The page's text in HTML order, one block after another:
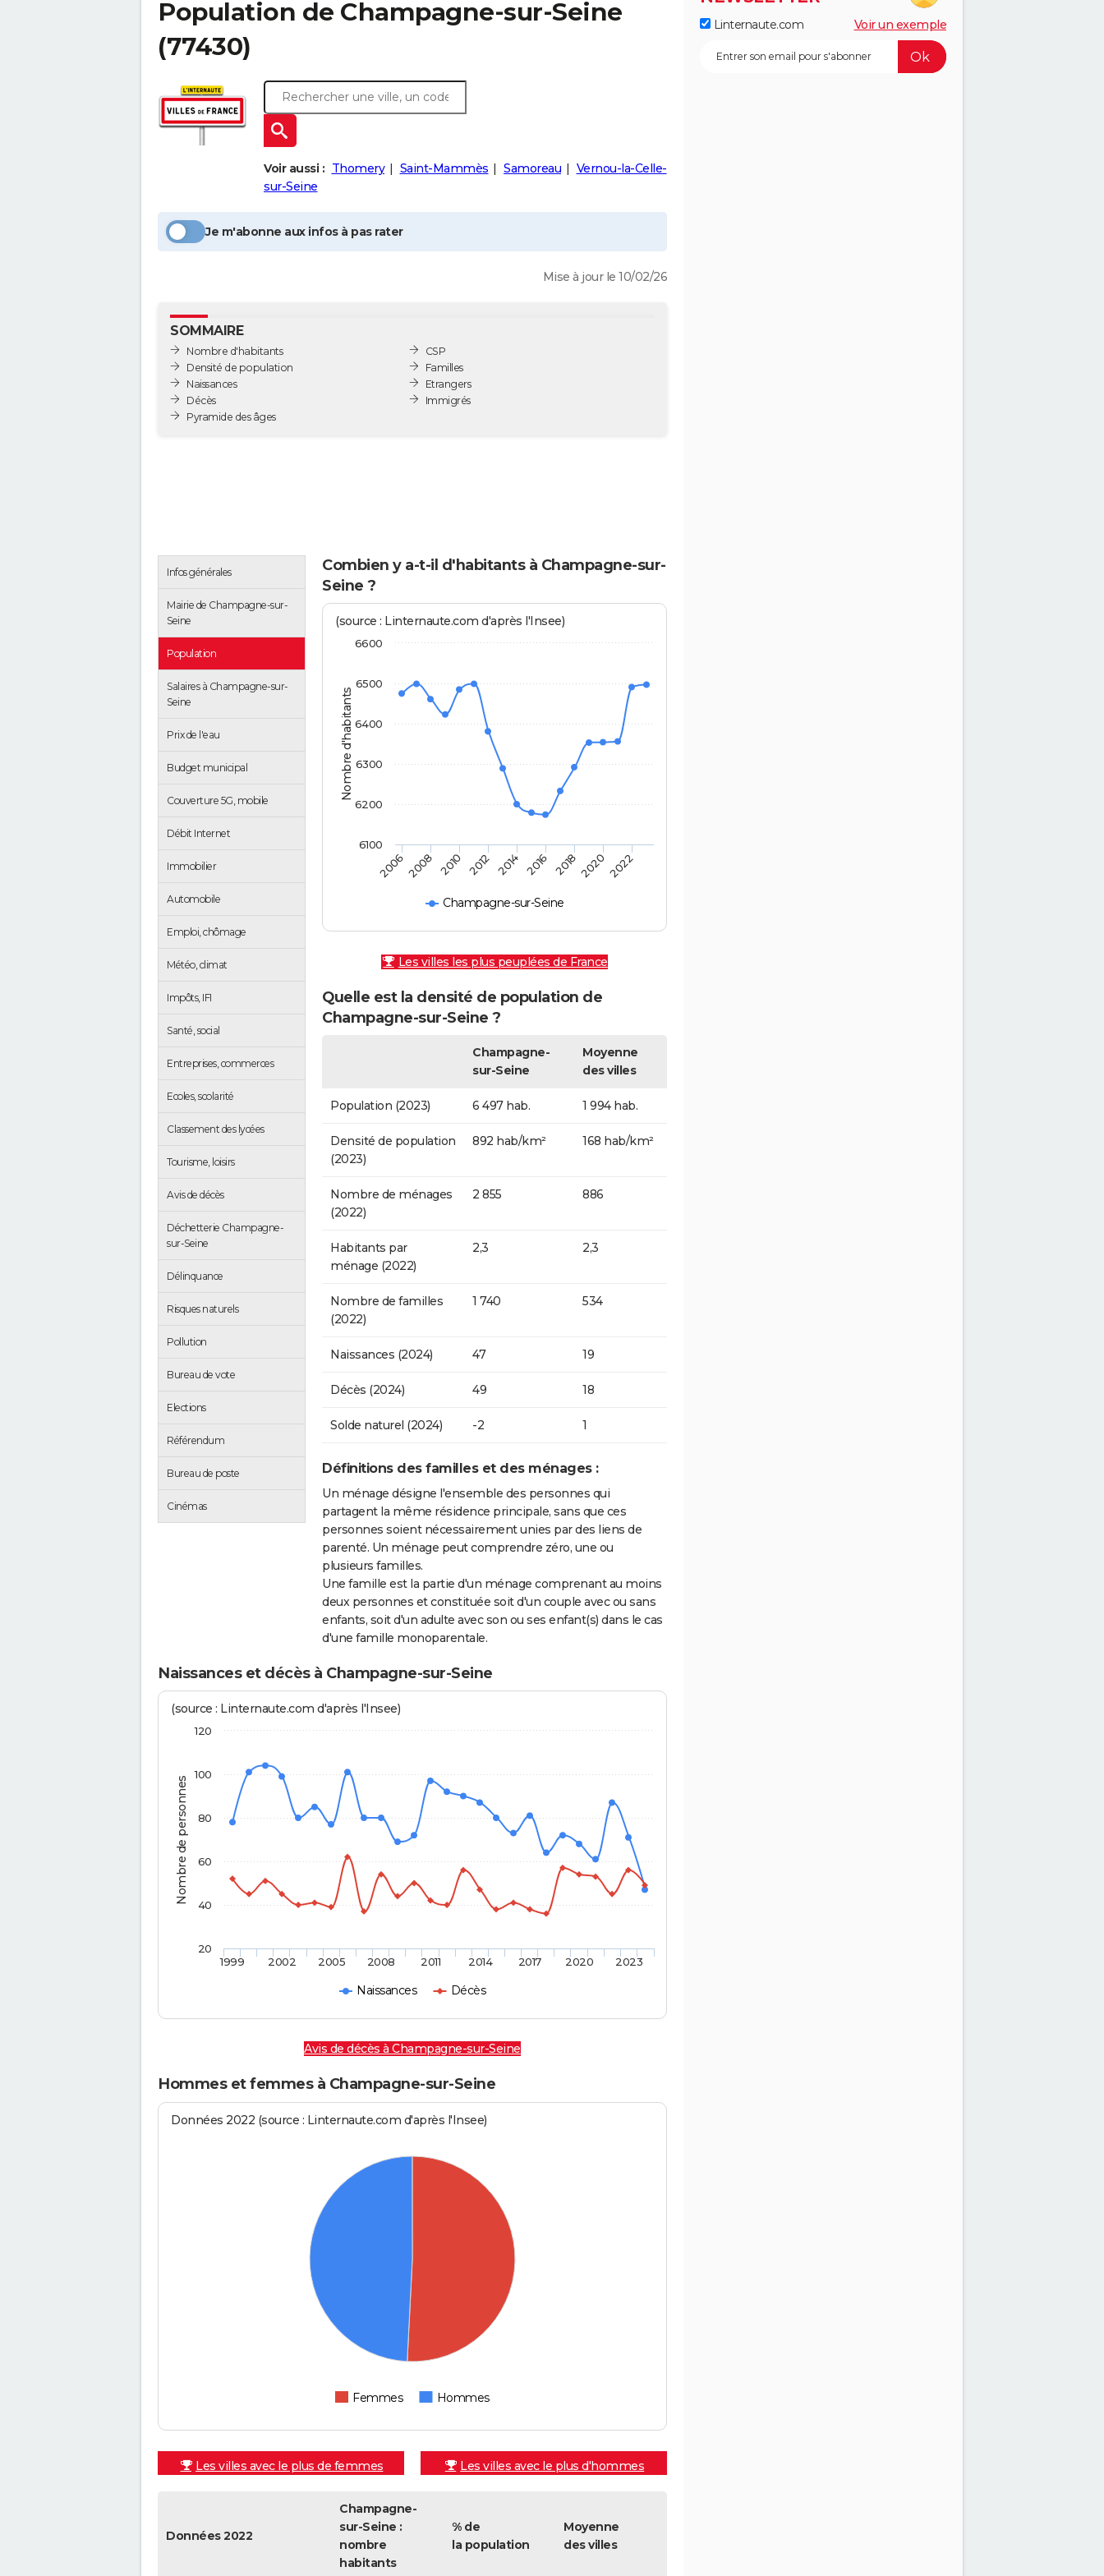
Population de Champagne-sur-Seine
(77430)
Voir aussi : Thomery Saint-Mammès Samoreau
Vernou-la-Celle-
sur-Seine
Je m'abonne aux infos à pas rater
Mise à jour le 10/02/26
SOMMAIRE
Nombre d'habitants
Densité de population
Naissances
Décès
Pyramide des âges
CSP
Familles
Etrangers
Immigrés
Infos générales
Mairie de Champagne-sur-
Seine
Population
Salaires à Champagne-sur-
Seine
Prix de l'eau
Budget municipal
Couverture 5G, mobile
Débit Internet
Immobilier
Automobile
Emploi, chômage
Météo, climat
Impôts, IFI
Santé, social
Entreprises, commerces
Ecoles, scolarité
Classement des lycées
Tourisme, loisirs
Avis de décès
Déchetterie Champagne-
sur-Seine
Délinquance
Risques naturels
Pollution
Bureau de vote
Elections
Référendum
Bureau de poste
Cinémas
Combien y a-t-il d'habitants à Champagne-sur-
Seine ?
Nombre d'habitants
(source : Linternaute.com d'après l'Insee)
Champagne-sur-Seine
20062008 2010 2012 2014 2016 201820202022
6100
6200
6300
6400
6500
6600
Les villes les plus peuplées de France
Quelle est la densité de population de
Champagne-sur-Seine ?
Champagne-
sur-Seine
Moyenne
des villes
Population (2023) 6 497 hab. 1 994 hab.
Densité de population
(2023)
892 hab/km² 168 hab/km²
Nombre de ménages
(2022)
2 855 886
Habitants par
ménage (2022)
2,3 2,3
Nombre de familles
(2022)
1 740 534
Naissances (2024) 47 19
Décès (2024) 49 18
Solde naturel (2024) -2 1
Définitions des familles et des ménages :
Un ménage désigne l'ensemble des personnes qui
partagent la même résidence principale, sans que ces
personnes soient nécessairement unies par des liens de
parenté. Un ménage peut comprendre zéro, une ou
plusieurs familles.
Une famille est la partie d'un ménage comprenant au moins
deux personnes et constituée soit d'un couple avec ou sans
enfants, soit d'un adulte avec son ou ses enfant(s) dans le cas
d'une famille monoparentale.
Naissances et décès à Champagne-sur-Seine
Nombre de personnes
(source : Linternaute.com d'après l'Insee)
Naissances Décès
1999 2002 2005 2008 2011 2014 2017 2020 2023
20
40
60
80
100
120
Avis de décès à Champagne-sur-Seine
Hommes et femmes à Champagne-sur-Seine
Données 2022 (source : Linternaute.com d'après l'Insee)
Femmes Hommes
Les villes avec le plus de femmes Les villes avec le plus d'hommes
Données 2022
Champagne-
sur-Seine :
nombre
habitants
% de
la population
Moyenne
des villes
Linternaute.com Voir un exemple